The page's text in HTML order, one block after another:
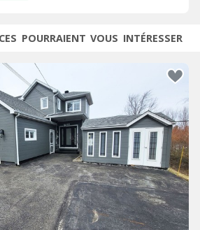
POURRAIENT VOUS INTÉRESSER